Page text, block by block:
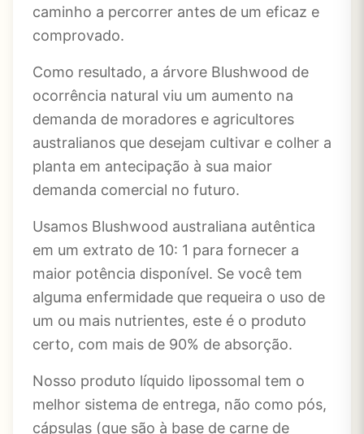
caminho a percorrer antes de um eficaz e
comprovado.
Como resultado, a árvore Blushwood de
ocorrência natural viu um aumento na
demanda de moradores e agricultores
australianos que desejam cultivar e colher a
planta em antecipação à sua maior
demanda comercial no futuro.
Usamos Blushwood australiana autêntica
em um extrato de 10: 1 para fornecer a
maior potência disponível. Se você tem
alguma enfermidade que requeira o uso de
um ou mais nutrientes, este é o produto
certo, com mais de 90% de absorção.
Nosso produto líquido lipossomal tem o
melhor sistema de entrega, não como pós,
cápsulas (que são à base de carne de